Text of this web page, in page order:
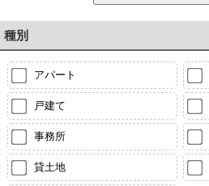
種別
アパート
戸建て
事務所
貸土地